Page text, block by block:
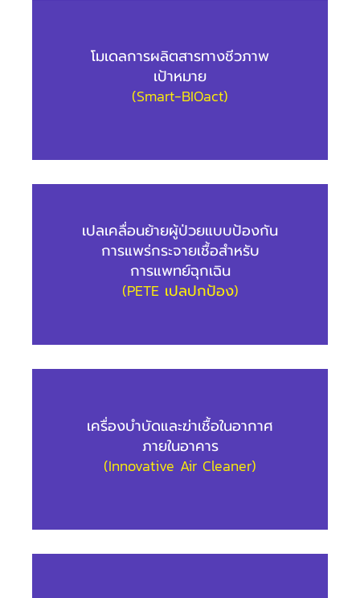
โมเดลการผลิตสารทางชีวภาพ
เป้าหมาย
(Smart-BIOact)
เปลเคลื่อนย้ายผู้ป่วยแบบป้องกัน
การแพร่กระจายเชื้อสำหรับ
การแพทย์ฉุกเฉิน
(PETE เปลปกป้อง)
เครื่องบำบัดและฆ่าเชื้อในอากาศ
ภายในอาคาร
(Innovative Air Cleaner)